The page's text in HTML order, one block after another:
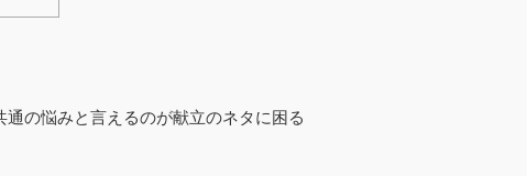
の悩みと言えるのが献立のネタに困る